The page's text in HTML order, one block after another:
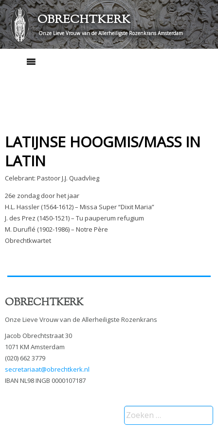
Skip
to
content
OBRECHTKERK
Onze Lieve Vrouw van de Allerheiligste Rozenkrans Amsterdam
LATIJNSE HOOGMIS/MASS IN
LATIN
Celebrant: Pastoor J.J. Quadvlieg
26e zondag door het jaar
H.L. Hassler (1564-1612) – Missa Super “Dixit Maria”
J. des Prez (1450-1521) – Tu pauperum refugium
M. Duruflé (1902-1986) – Notre Père
Obrechtkwartet
OBRECHTKERK
Onze Lieve Vrouw van de Allerheiligste Rozenkrans
Jacob Obrechtstraat 30
1071 KM Amsterdam
(020) 662 3779
secretariaat@obrechtkerk.nl
IBAN NL98 INGB 0000107187
Zoeken
naar: